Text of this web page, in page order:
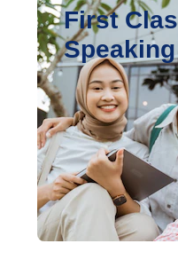
First
Speaking